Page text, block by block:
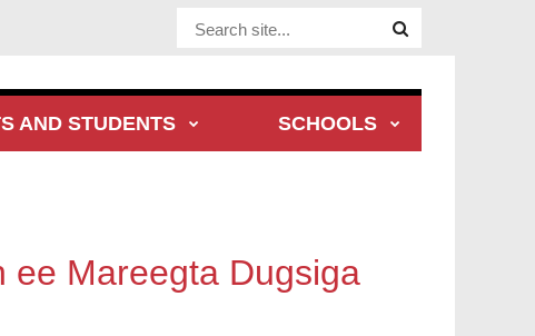
Website Site
AND STUDENTS SCHOOLS
ee Mareegta Dugsiga